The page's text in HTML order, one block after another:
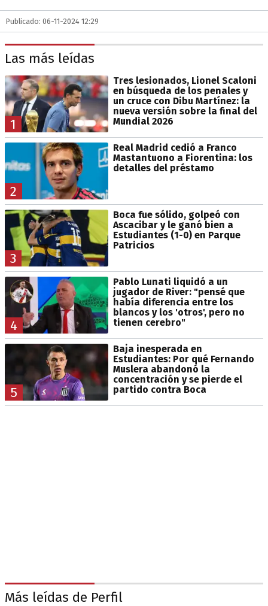
Publicado: 06-11-2024 12:29
Las más leídas
1
Tres lesionados, Lionel Scaloni
en búsqueda de los penales y
un cruce con Dibu Martínez: la
nueva versión sobre la final del
Mundial 2026
2
Real Madrid cedió a Franco
Mastantuono a Fiorentina: los
detalles del préstamo
3
Boca fue sólido, golpeó con
Ascacibar y le ganó bien a
Estudiantes (1-0) en Parque
Patricios
4
Pablo Lunati liquidó a un
jugador de River: "pensé que
había diferencia entre los
blancos y los 'otros', pero no
tienen cerebro"
5
Baja inesperada en
Estudiantes: Por qué Fernando
Muslera abandonó la
concentración y se pierde el
partido contra Boca
Más leídas de Perfil